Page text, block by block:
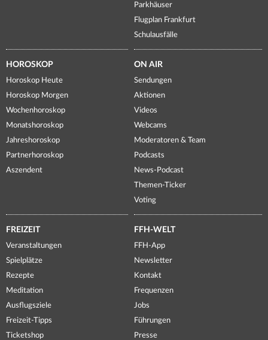
Parkhäuser
Flugplan Frankfurt
Schulausfälle
HOROSKOP
Horoskop Heute
Horoskop Morgen
Wochenhoroskop
Monatshoroskop
Jahreshoroskop
Partnerhoroskop
Aszendent
ON AIR
Sendungen
Aktionen
Videos
Webcams
Moderatoren & Team
Podcasts
News-Podcast
Themen-Ticker
Voting
FREIZEIT
Veranstaltungen
Spielplätze
Rezepte
Meditation
Ausflugsziele
Freizeit-Tipps
Ticketshop
FFH-WELT
FFH-App
Newsletter
Kontakt
Frequenzen
Jobs
Führungen
Presse